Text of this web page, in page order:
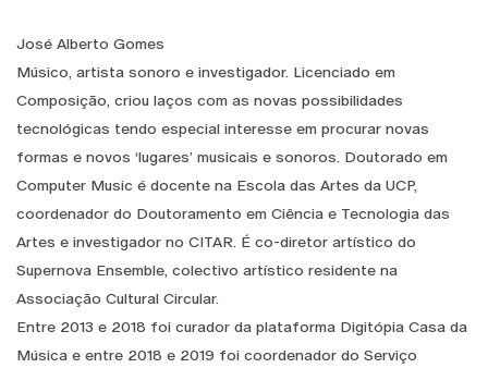
José Alberto Gomes
Músico, artista sonoro e investigador. Licenciado em
Composição, criou laços com as novas possibilidades
tecnológicas tendo especial interesse em procurar novas
formas e novos ‘lugares’ musicais e sonoros. Doutorado em
Computer Music é docente na Escola das Artes da UCP,
coordenador do Doutoramento em Ciência e Tecnologia das
Artes e investigador no CITAR. É co-diretor artístico do
Supernova Ensemble, colectivo artístico residente na
Associação Cultural Circular.
Entre 2013 e 2018 foi curador da plataforma Digitópia Casa da
Música e entre 2018 e 2019 foi coordenador do Serviço